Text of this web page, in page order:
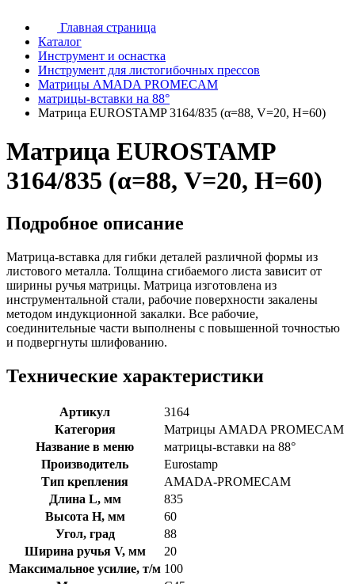
Главная страница
Каталог
Инструмент и оснастка
Инструмент для листогибочных прессов
Матрицы AMADA PROMECAM
матрицы-вставки на 88°
Матрица EUROSTAMP 3164/835 (α=88, V=20, H=60)
Матрица EUROSTAMP
3164/835 (α=88, V=20, H=60)
Подробное описание
Матрица-вставка для гибки деталей различной формы из
листового металла. Толщина сгибаемого листа зависит от
ширины ручья матрицы. Матрица изготовлена из
инструментальной стали, рабочие поверхности закалены
методом индукционной закалки. Все рабочие,
соединительные части выполнены с повышенной точностью
и подвергнуты шлифованию.
Технические характеристики
Артикул
3164
Категория
Матрицы AMADA PROMECAM
Название в меню
матрицы-вставки на 88°
Производитель
Eurostamp
Тип крепления
AMADA-PROMECAM
Длина L, мм
835
Высота H, мм
60
Угол, град
88
Ширина ручья V, мм
20
Максимальное усилие, т/м 100